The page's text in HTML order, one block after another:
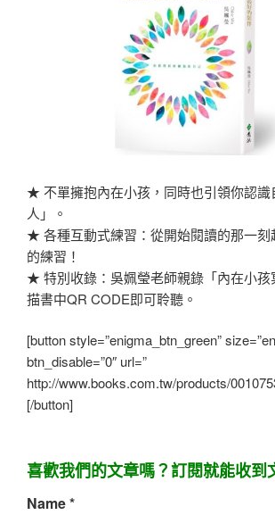
★ 不單擁抱內在小孩，同時也引領你認識
人」。
★ 各種互動式練習：從開始閱讀的那一刻
的練習！
★ 特別收錄：吳姵瑩老師親錄「內在小孩
描書中QR CODE即可聆聽。
[button style=”enigma_btn_green”
btn_disable=”0″ url=”
http://www.books.com.tw/products/
[/button]
喜歡我們的文章嗎？訂閱就能收到
Name*